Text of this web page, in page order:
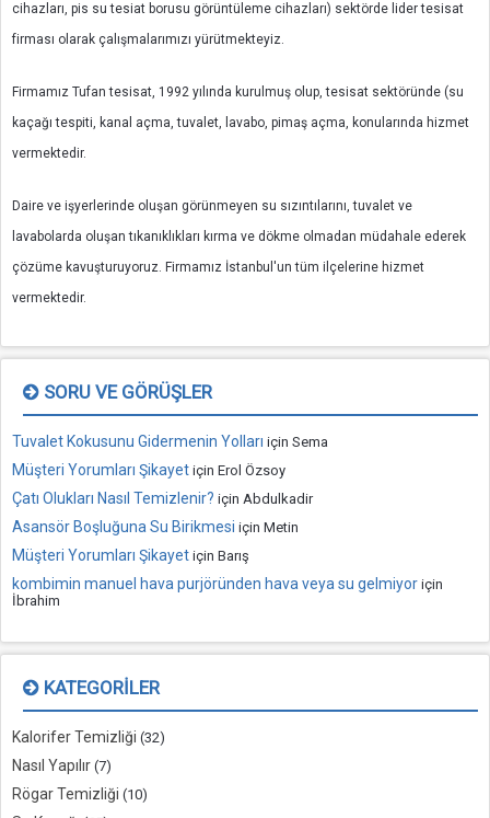
cihazları, pis su tesiat borusu görüntüleme cihazları) sektörde lider tesisat
firması olarak çalışmalarımızı yürütmekteyiz.
Firmamız Tufan tesisat, 1992 yılında kurulmuş olup, tesisat sektöründe (su
kaçağı tespiti, kanal açma, tuvalet, lavabo, pimaş açma, konularında hizmet
vermektedir.
Daire ve işyerlerinde oluşan görünmeyen su sızıntılarını, tuvalet ve
lavabolarda oluşan tıkanıklıkları kırma ve dökme olmadan müdahale ederek
çözüme kavuşturuyoruz. Firmamız İstanbul'un tüm ilçelerine hizmet
vermektedir.
SORU VE GÖRÜŞLER
Tuvalet Kokusunu Gidermenin Yolları için Sema
Müşteri Yorumları Şikayet için Erol Özsoy
Çatı Olukları Nasıl Temizlenir? için Abdulkadir
Asansör Boşluğuna Su Birikmesi için Metin
Müşteri Yorumları Şikayet için Barış
kombimin manuel hava purjöründen hava veya su gelmiyor için
İbrahim
KATEGORILER
Kalorifer Temizliği (32)
Nasıl Yapılır (7)
Rögar Temizliği (10)